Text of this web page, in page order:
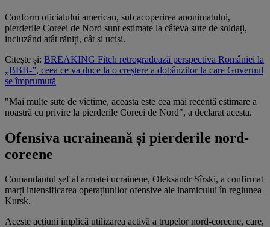
Conform oficialului american, sub acoperirea anonimatului,
pierderile Coreei de Nord sunt estimate la câteva sute de soldați,
incluzând atât răniți, cât și uciși.
Citește și: BREAKING Fitch retrogradează perspectiva României la
„BBB-”, ceea ce va duce la o creștere a dobânzilor la care Guvernul
se împrumută
"Mai multe sute de victime, aceasta este cea mai recentă estimare a
noastră cu privire la pierderile Coreei de Nord", a declarat acesta.
Ofensiva ucraineană și pierderile nord-
coreene
Comandantul șef al armatei ucrainene, Oleksandr Sîrski, a confirmat
marți intensificarea operațiunilor ofensive ale inamicului în regiunea
Kursk.
Aceste acțiuni implică utilizarea activă a trupelor nord-coreene, care,